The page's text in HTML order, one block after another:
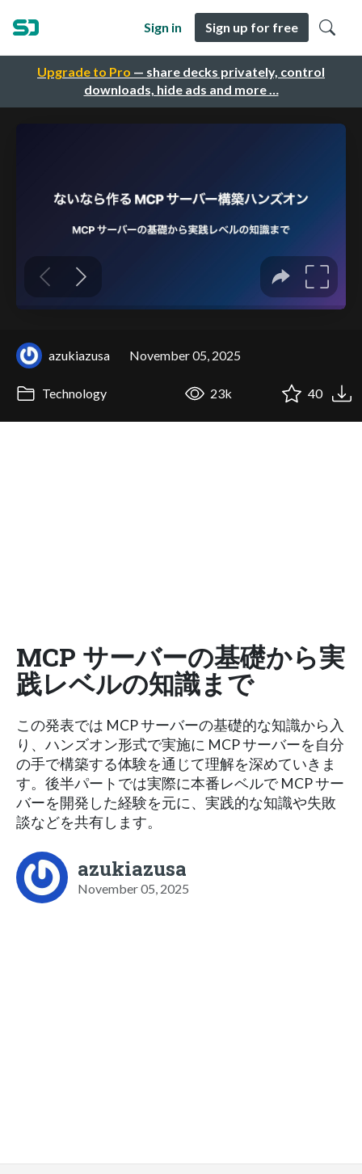
Upgrade to Pro — share decks privately, control
downloads, hide ads and more …
Sign in Sign up for free
azukiazusa November 05, 2025
Technology 23k 40
MCP サーバーの基礎から実
践レベルの知識まで
この発表では MCP サーバーの基礎的な知識から入
り、ハンズオン形式で実施に MCP サーバーを自分
の手で構築する体験を通じて理解を深めていきま
す。後半パートでは実際に本番レベルで MCP サー
バーを開発した経験を元に、実践的な知識や失敗
談などを共有します。
azukiazusa
November 05, 2025